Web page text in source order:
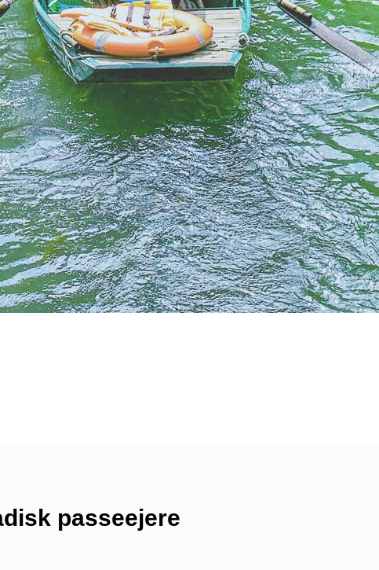
passeejere